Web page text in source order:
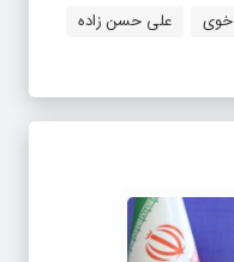
خوی
علی حسن زاده